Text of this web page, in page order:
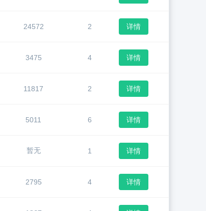
24572 2 详情
3475 4 详情
11817 2 详情
5011 6 详情
暂无 1 详情
2795 4 详情